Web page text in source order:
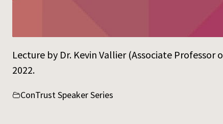
Lecture by Dr. Kevin Vallier (Associate
2022.
ConTrust Speaker Series